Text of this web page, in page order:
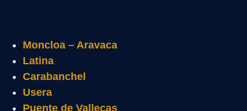
Moncloa – Aravaca
Latina
Carabanchel
Usera
Puente de Vallecas